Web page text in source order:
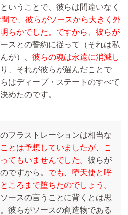
いうことで、彼らは間違いなく
間で、彼らがソースから大きく外
らかでした。ですから、彼らが
ースとの誓約に従って（それは私
が）、 彼らの魂は永遠に消滅し
、それが彼らが選んだことで
はディープ・ステートのすべて
めたのです。
フラストレーションは相当な
とは予想していましたが、こ
てもいませんでした。 彼らが
ですから。 でも、堕天使と呼
ころまで堕ちたのでしょう。
ースの言うことに背くとは思
彼らがソースの創造物である